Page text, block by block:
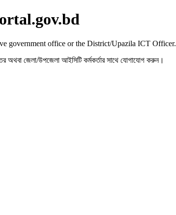
government office or the District/Upazila ICT Officer.
অথবা জেলা/উপজেলা আইসিটি কর্মকর্তার সাথে যোগাযোগ করুন।